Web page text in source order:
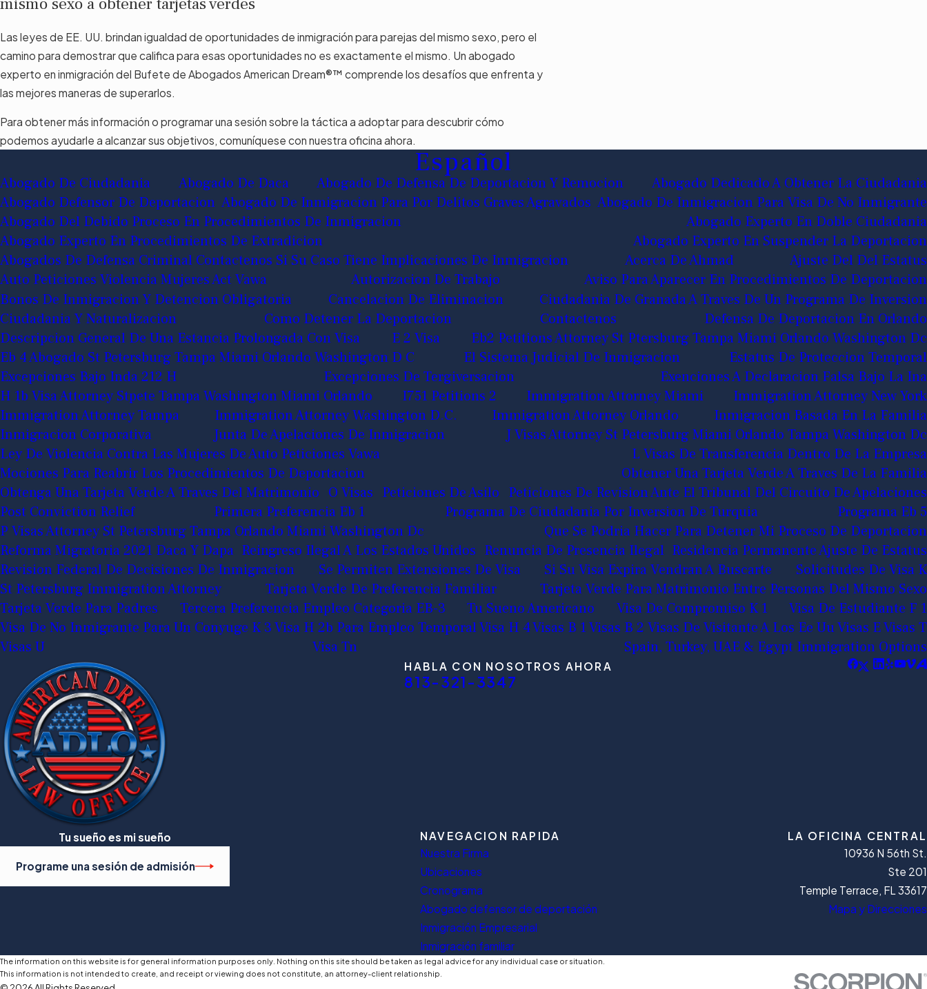
mismo sexo a obtener tarjetas verdes
Las leyes de EE. UU. brindan igualdad de oportunidades de inmigración para parejas del mismo sexo, pero el
camino para demostrar que califica para esas oportunidades no es exactamente el mismo. Un abogado
experto en inmigración del Bufete de Abogados American Dream®™ comprende los desafíos que enfrenta y
las mejores maneras de superarlos.
Para obtener más información o programar una sesión sobre la táctica a adoptar para descubrir cómo
podemos ayudarle a alcanzar sus objetivos, comuníquese con nuestra oficina ahora.
Español
Abogado De Ciudadania Abogado De Daca Abogado De Defensa De Deportacion Y Remocion
Abogado Dedicado A Obtener La Ciudadania
Abogado Defensor De Deportacion Abogado De Inmigracion Para Por Delitos Graves Agravados Abogado De Inmigracion Para Visa De No Inmigrante
Abogado Del Debido Proceso En Procedimientos De Inmigracion
Abogado Experto En Doble Ciudadania
Abogado Experto En Procedimientos De Extradicion
Abogado Experto En Suspender La Deportacion
Abogados De Defensa Criminal Contactenos Si Su Caso Tiene Implicaciones De Inmigracion
Acerca De Ahmad
Ajuste Del Del Estatus
Auto Peticiones Violencia Mujeres Act Vawa
Autorizacion De Trabajo
Aviso Para Aparecer En Procedimientos De Deportacion
Bonos De Inmigracion Y Detencion Obligatoria
Cancelacion De Eliminacion
Ciudadania De Granada A Traves De Un Programa De Inversion
Ciudadania Y Naturalizacion
Como Detener La Deportacion Contactenos
Defensa De Deportacion En Orlando
Descripcion General De Una Estancia Prolongada Con Visa
E 2 Visa
Eb2 Petitions Attorney St Ptersburg Tampa Miami Orlando Washington Dc
Eb 4 Abogado St Petersburg Tampa Miami Orlando Washington D C
El Sistema Judicial De Inmigracion
Estatus De Proteccion Temporal
Excepciones Bajo Inda 212 H
Excepciones De Tergiversacion
Exenciones A Declaracion Falsa Bajo La Ina
H 1b Visa Attorney Stpete Tampa Washington Miami Orlando
I751 Petitions 2 Immigration Attorney Miami
Immigration Attorney New York
Immigration Attorney Tampa
Immigration Attorney Washington D.C. Immigration Attorney Orlando
Inmigracion Basada En La Familia
Inmigracion Corporativa
Junta De Apelaciones De Inmigracion
J Visas Attorney St Petersburg Miami Orlando Tampa Washington Dc
Ley De Violencia Contra Las Mujeres De Auto Peticiones Vawa
L Visas De Transferencia Dentro De La Empresa
Mociones Para Reabrir Los Procedimientos De Deportacion
Obtener Una Tarjeta Verde A Traves De La Familia
Obtenga Una Tarjeta Verde A Traves Del Matrimonio O Visas Peticiones De Asilo Peticiones De Revision Ante El Tribunal Del Circuito De Apelaciones
Post Conviction Relief
Primera Preferencia Eb 1 Programa De Ciudadania Por Inversion De Turquia
Programa Eb 5
P Visas Attorney St Petersburg Tampa Orlando Miami Washington Dc
Que Se Podria Hacer Para Detener Mi Proceso De Deportacion
Reforma Migratoria 2021 Daca Y Dapa Reingreso Ilegal A Los Estados Unidos Renuncia De Presencia Ilegal Residencia Permanente Ajuste De Estatus
Revision Federal De Decisiones De Inmigracion
Se Permiten Extensiones De Visa Si Su Visa Expira Vendran A Buscarte
Solicitudes De Visa K
St Petersburg Immigration Attorney
Tarjeta Verde De Preferencia Familiar
Tarjeta Verde Para Matrimonio Entre Personas Del Mismo Sexo
Tarjeta Verde Para Padres
Tercera Preferencia Empleo Categoria EB-3 Tu Sueno Americano Visa De Compromiso K 1
Visa De Estudiante F 1
Visa De No Inmigrante Para Un Conyuge K 3Visa H 2b Para Empleo TemporalVisa H 4Visas B 1 Visas B 2 Visas De Visitante A Los Ee UuVisas EVisas T
Visas U
Visa Tn Spain, Turkey, UAE & Egypt Immigration Options
HABLA CON NOSOTROS AHORA
813-321-3347
Tu sueño es mi sueño
Programe una sesión de admisión
NAVEGACION RAPIDA
Nuestra Firma
Ubicaciones
Cronograma
Abogado defensor de deportación
Inmigración Empresarial
Inmigración familiar
LA OFICINA CENTRAL
10936 N 56th St.
Ste 201
Temple Terrace, FL 33617
Mapa y Direcciones
The information on this website is for general information purposes only. Nothing on this site should be taken as legal advice for any individual case or situation.
This information is not intended to create, and receipt or viewing does not constitute, an attorney-client relationship.